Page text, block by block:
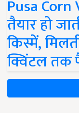
Pusa
तैयार हो
किस्में,
क्विंटल तक